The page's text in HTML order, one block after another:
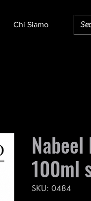
Chi Siamo
Nabeel
100ml
SKU: 0484